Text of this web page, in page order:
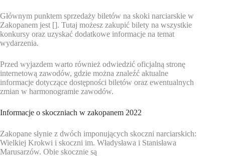
Głównym punktem sprzedaży biletów na skoki narciarskie w
Zakopanem jest []. Tutaj możesz zakupić bilety na wszystkie
konkursy oraz uzyskać dodatkowe informacje na temat
wydarzenia.
Przed wyjazdem warto również odwiedzić oficjalną stronę
internetową zawodów, gdzie można znaleźć aktualne
informacje dotyczące dostępności biletów oraz ewentualnych
zmian w harmonogramie zawodów.
Informacje o skoczniach w zakopanem 2022
Zakopane słynie z dwóch imponujących skoczni narciarskich:
Wielkiej Krokwi i skoczni im. Władysława i Stanisława
Marusarzów. Obie skocznie są